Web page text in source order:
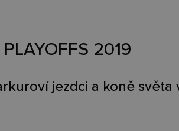
2019
jezdci a koně světa